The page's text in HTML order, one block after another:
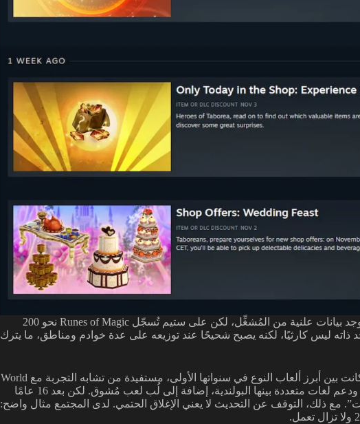
أما الأعداد فتعزّز الانطباع نفسه. لا توجد بيانات علنية من المُشغِّل، لكن على ستيم تُسجّل Runes of Magic نحو 200
ليس كارثيًا، لكنه يصبح شحيحًا عند توزيعه على عدة خوادم ومناطق، ما يترك
في 2009 وكانت بين أبرز ألعاب النوع في سنواتها الأولى، مستفيدة من تشابه التجربة مع World
of Warcraft، ونموذج اللعب المجاني، ودعم لغات متعددة بينها البولندية، إضافة إلى لُب لعب مُشوق. لكن بعد 16 عامًا
مع ذلك، التوقف عن التحديث لا يعني الإغلاق الحتمي. لدى المجتمع مثال واضح: